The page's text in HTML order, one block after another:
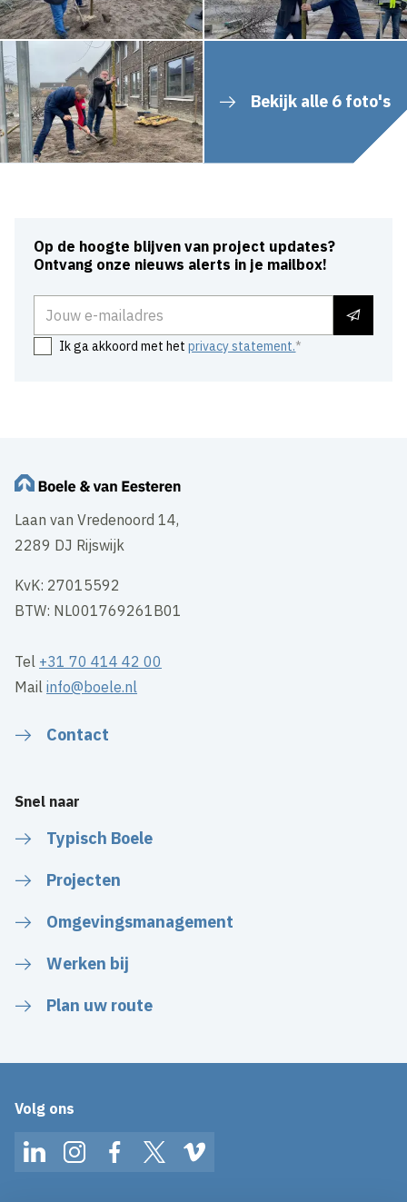
Bekijk alle 6 foto's
Op de hoogte blijven van project updates?
Ontvang onze nieuws alerts in je mailbox!
Ik ga akkoord met hetprivacy statement.
Laan van Vredenoord 14,
2289 DJ Rijswijk
KvK: 27015592
BTW: NL001769261B01
Tel +31 70 414 42 00
Mailinfo@boele.nl
Contact
Snel naar
Typisch Boele
Projecten
Omgevingsmanagement
Werken bij
Plan uw route
Volg ons
LinkedInInstagramFacebookTwitterVimeo